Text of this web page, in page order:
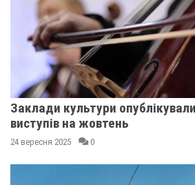
Заклади культури
виступів на жовтень
24 вересня 2025 0